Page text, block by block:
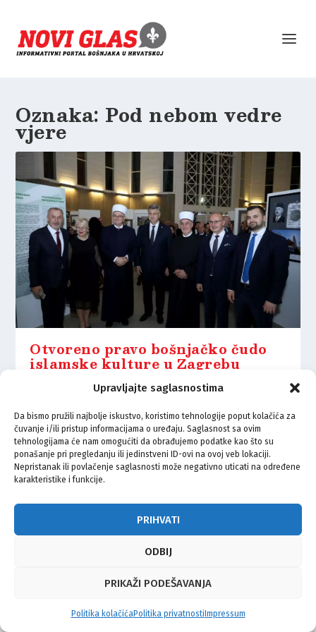
Upravljajte saglasnostima
Da bismo pružili najbolje iskustvo, koristimo tehnologije poput kolačića za
čuvanje i/ili pristup informacijama o uređaju. Saglasnost sa ovim
tehnologijama će nam omogućiti da obrađujemo podatke kao što su
ponašanje pri pregledanju ili jedinstveni ID-ovi na ovoj veb lokaciji.
Nepristanak ili povlačenje saglasnosti može negativno uticati na određene
karakteristike i funkcije.
PRIHVATI
ODBIJ
PRIKAŽI PODEŠAVANJA
Politika kolačićaPolitika privatnosti Impressum
Oznaka: Pod nebom vedre
vjere
Otvoreno pravo bošnjačko čudo
islamske kulture u Zagrebu
© Vijeće bošnjačke nacionalne manjine Grada Zagreba 2026